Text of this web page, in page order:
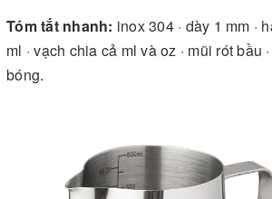
Tóm tắt nhanh: inox 304 · dày 1 mm ·
ml · vạch chia cả ml và oz · mũi rót bầu
bóng.